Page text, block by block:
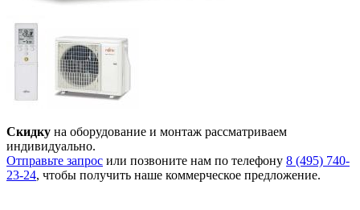
Скидку на оборудование и монтаж рассматриваем
индивидуально.
Отправьте запрос или позвоните нам по телефону 8 (495) 740-
23-24, чтобы получить наше коммерческое предложение.